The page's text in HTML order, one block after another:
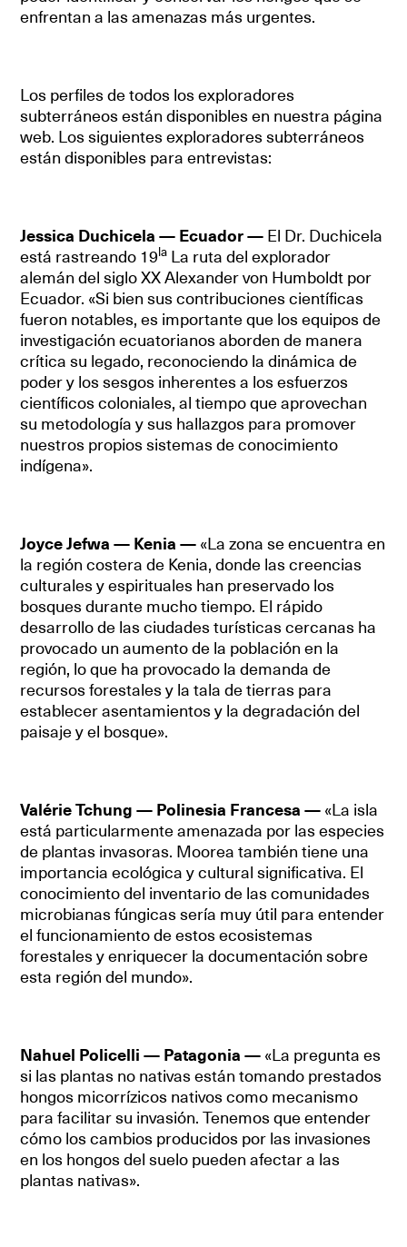
enfrentan a las amenazas más urgentes.
Los perfiles de todos los exploradores
subterráneos están disponibles en nuestra página
web. Los siguientes exploradores subterráneos
están disponibles para entrevistas:
Jessica Duchicela — Ecuador — El Dr. Duchicela
está rastreando 19la La ruta del explorador
alemán del siglo XX Alexander von Humboldt por
Ecuador. «Si bien sus contribuciones científicas
fueron notables, es importante que los equipos de
investigación ecuatorianos aborden de manera
crítica su legado, reconociendo la dinámica de
poder y los sesgos inherentes a los esfuerzos
científicos coloniales, al tiempo que aprovechan
su metodología y sus hallazgos para promover
nuestros propios sistemas de conocimiento
indígena».
Joyce Jefwa — Kenia — «La zona se encuentra en
la región costera de Kenia, donde las creencias
culturales y espirituales han preservado los
bosques durante mucho tiempo. El rápido
desarrollo de las ciudades turísticas cercanas ha
provocado un aumento de la población en la
región, lo que ha provocado la demanda de
recursos forestales y la tala de tierras para
establecer asentamientos y la degradación del
paisaje y el bosque».
Valérie Tchung — Polinesia Francesa — «La isla
está particularmente amenazada por las especies
de plantas invasoras. Moorea también tiene una
importancia ecológica y cultural significativa. El
conocimiento del inventario de las comunidades
microbianas fúngicas sería muy útil para entender
el funcionamiento de estos ecosistemas
forestales y enriquecer la documentación sobre
esta región del mundo».
Nahuel Policelli — Patagonia — «La pregunta es
si las plantas no nativas están tomando prestados
hongos micorrízicos nativos como mecanismo
para facilitar su invasión. Tenemos que entender
cómo los cambios producidos por las invasiones
en los hongos del suelo pueden afectar a las
plantas nativas».